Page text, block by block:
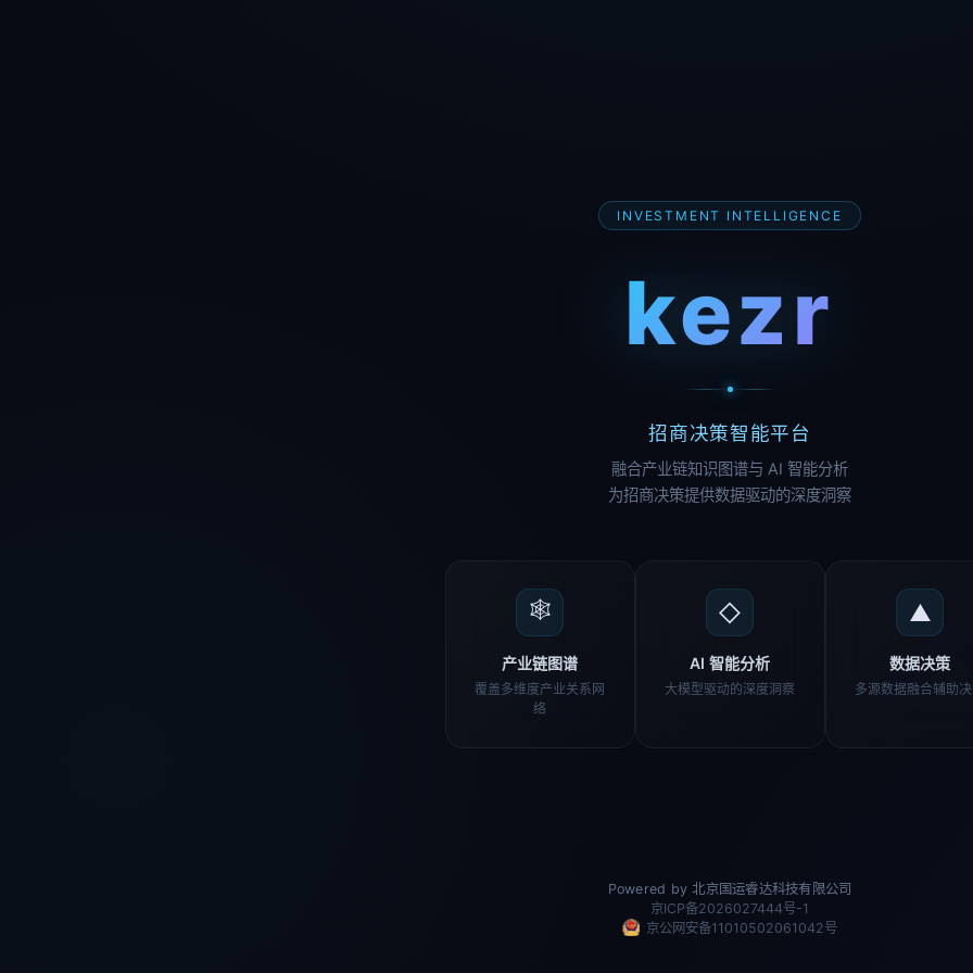
INVESTMENT INTELLIGENCE
kezr
招商决策智能平台
融合产业链知识图谱与 AI 智能分析
为招商决策提供数据驱动的深度洞察
🕸
产业链图谱
覆盖多维度产业关系网
络
◇
AI 智能分析
大模型驱动的深度洞察
▲
数据决策
多源数据融合辅助
Powered by 北京国运睿达科技有限公司
京ICP备2026027444号-1
京公网安备11010502061042号